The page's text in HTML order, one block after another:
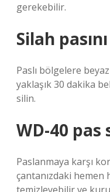
gerekebilir.
Silah
Paslı bölgelere
yaklaşık 30 dakika
silin.
WD-40 pas
Paslanmaya karşı
çantanızdaki hemen